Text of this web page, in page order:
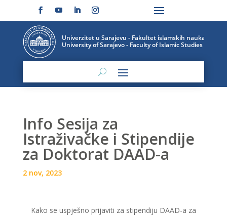
Info Sesija za
Istraživačke i Stipendije
za Doktorat DAAD-a
2 nov, 2023
Kako se uspješno prijaviti za stipendiju DAAD-a za